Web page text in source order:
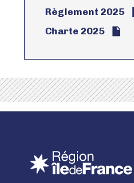
Règlement 2025
Charte 2025